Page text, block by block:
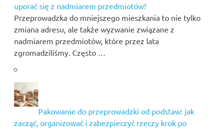
uporać się z nadmiarem przedmiotów?
Przeprowadzka do mniejszego mieszkania to nie tylko
zmiana adresu, ale także wyzwanie związane z
nadmiarem przedmiotów, które przez lata
zgromadziliśmy. Często …
Pakowanie do przeprowadzki od podstaw: jak
zacząć, organizować i zabezpieczyć rzeczy krok po